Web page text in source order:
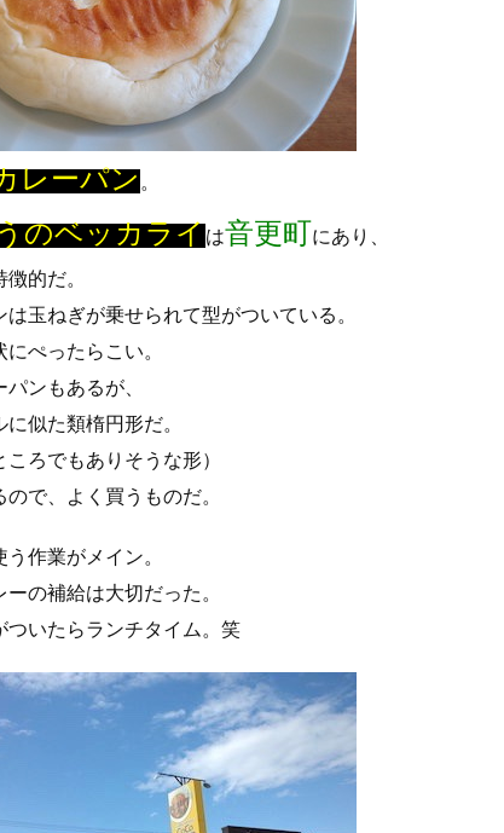
レーパン。
のベッカライは音更町にあり、
的だ。
玉ねぎが乗せられて型がついている。
ぺったらこい。
ンもあるが、
似た類楕円形だ。
ころでもありそうな形）
で、よく買うものだ。
作業がメイン。
の補給は大切だった。
ついたらランチタイム。笑